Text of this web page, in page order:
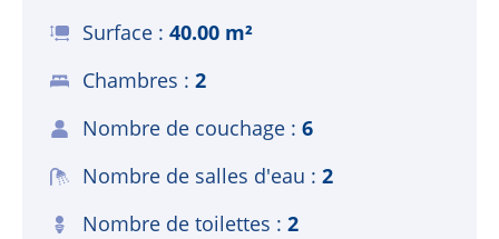
Surface
40.00 m²
Chambres
2
Nombre de couchage
6
Nombre de salles d'eau
2
Nombre de toilettes
2